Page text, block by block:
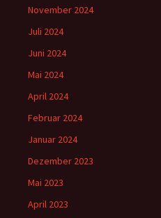
November 2024
Juli 2024
Juni 2024
Mai 2024
April 2024
Februar 2024
Januar 2024
Dezember 2023
Mai 2023
April 2023